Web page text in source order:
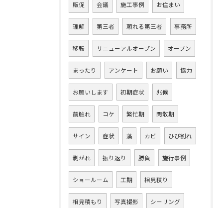
販促 会議 施工事例 お住まい
理解 第三者 頼れる第三者 事務所
移転 リニューアルオープン オープン
まったり アンケート お願い 協力
お願いします 初期症状 兆候
前触れ コケ 繁忙期 閑散期
サイン 症状 藻 カビ ひび割れ
剥がれ 振り返り 勝負 施行事例
ショールーム 工期 相見積り
相見積もり 写真撮影 シーリング